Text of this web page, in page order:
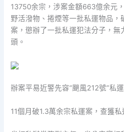
13750余宗，涉案金額663億余元
野活潑物、捲煙等一批私運物品，
案，懲辦了一批私運犯法分子，無
頭。
辦案平易近警先容“颶風212號”私
11個月破1.3萬余宗私運案，查獲